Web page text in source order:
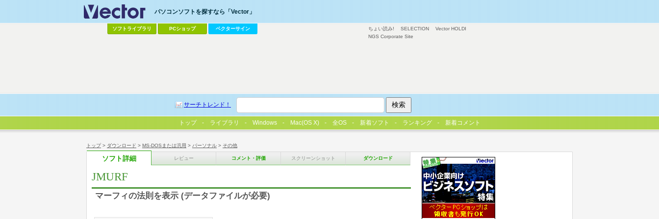
トップ> ダウンロード > MS-DOSまたは汎用 > パーソナル > その他
ソフト詳細 レビュー コメント・評価 スクリーンショット ダウンロード
JMURF
マーフィの法則を表示 (データファイルが必要)
ちょい読み! SELECTION
Vector HOLDI
NGS Corporate Site
パソコンソフトを探すなら「Vector」
ソフトライブラリ PCショップ ベクターサイン
サーチトレンド！
トップ ライブラリ Windows Mac(OS X) 全OS 新着ソフト ランキング 新着コメント